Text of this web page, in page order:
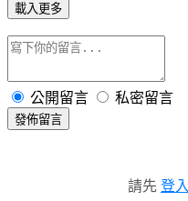
載入更多
公開留言 私密留言
發佈留言
請先 登入